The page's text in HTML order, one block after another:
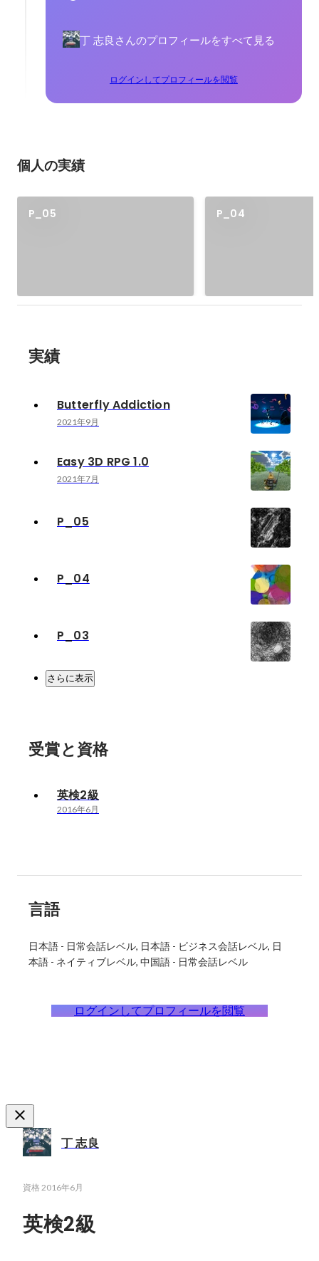
丁 志良さんのプロフィールをすべて見る
ログインしてプロフィールを閲覧
個人の実績
P_05 P_04
実績
Butterfly Addiction
2021年9月
Easy 3D RPG 1.0
2021年7月
P_05
P_04
P_03
さらに表示
受賞と資格
英検2級
2016年6月
言語
日本語 - 日常会話レベル 日本語 - ビジネス会話レベル 日
本語 - ネイティブレベル 中国語 - 日常会話レベル
ログインしてプロフィールを閲覧
丁 志良
資格 2016年6月
英検2級